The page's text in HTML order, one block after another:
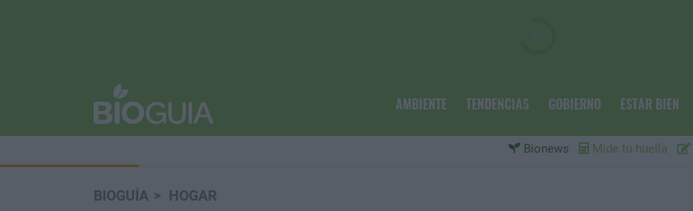
AMBIENTE TENDENCIAS GOBIERNO ESTAR BIEN
Bionews Mide tu huella
BIOGUÍA HOGAR